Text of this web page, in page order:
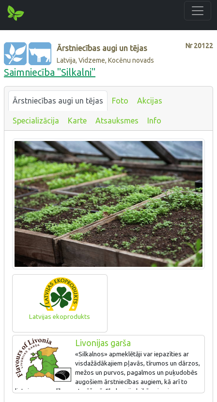
Nr20122
Ārstniecības augi un tējas
Latvija, Vidzeme, Kocēnu novads
Saimniecība "Silkalni"
Ārstniecības augi un tējas Foto Akcijas
Specializācija Karte Atsauksmes Info
Latvijas ekoprodukts
Livonijas garša
«Silkalnos» apmeklētāji var iepazīties ar
visdažādākajiem pļavās, tīrumos un dārzos,
mežos un purvos, pagalmos un puķudobēs
augošiem ārstniecības augiem, kā arī to
lietojumu veselības uzturēšanā. Ekskursiju laikā saimniece